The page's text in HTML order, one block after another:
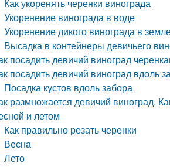
Как укоренять черенки винограда
Укоренение винограда в воде
Укоренение дикого винограда в
Высадка в контейнеры девичьего
посадить девичий виноград
посадить девичий виноград вдоль
Посадка кустов вдоль забора
размножается девичий виноград.
и летом
Как правильно резать черенки
Весна
Лето